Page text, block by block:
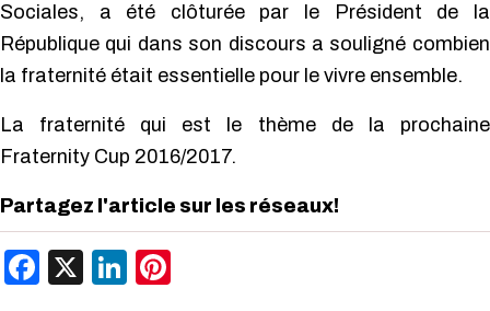
Sociales, a été clôturée par le Président de la
République qui dans son discours a souligné combien
la fraternité était essentielle pour le vivre ensemble.
La fraternité qui est le thème de la prochaine
Fraternity Cup 2016/2017.
Partagez l'article sur les réseaux!
Facebook
X LinkedIn